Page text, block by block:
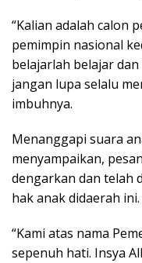
“Kalian adalah calon
pemimpin nasional
belajarlah belajar
jangan lupa selalu
imbuhnya.
Menanggapi suara
menyampaikan,
dengarkan dan telah
hak anak didaerah ini.
“Kami atas nama
sepenuh hati. Insya